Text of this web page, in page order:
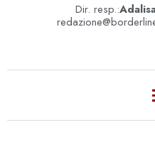
Dir. resp.: